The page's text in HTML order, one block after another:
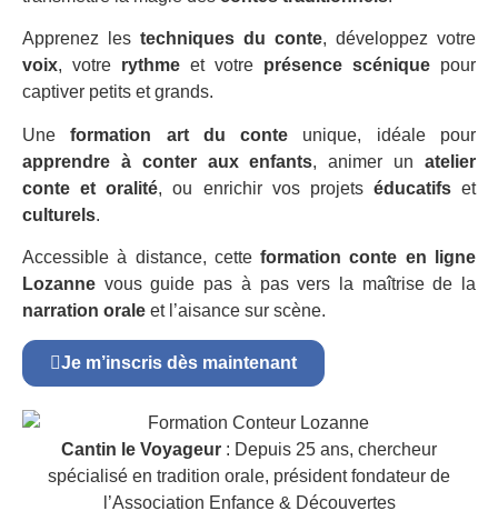
Apprenez les techniques du conte, développez votre
voix, votre rythme et votre présence scénique pour
captiver petits et grands.
Uneformation art du conte unique, idéale pour
apprendre à conter aux enfants, animer unatelier
conte et oralité, ou enrichir vos projets éducatifset
culturels.
Accessible à distance, cetteformation conte en ligne
Lozanne vous guide pas à pas vers la maîtrise de la
narration orale et l’aisance sur scène.
Je m’inscris dès maintenant
Cantin le Voyageur : Depuis 25 ans, chercheur
spécialisé en tradition orale, président fondateur de
l’Association Enfance & Découvertes